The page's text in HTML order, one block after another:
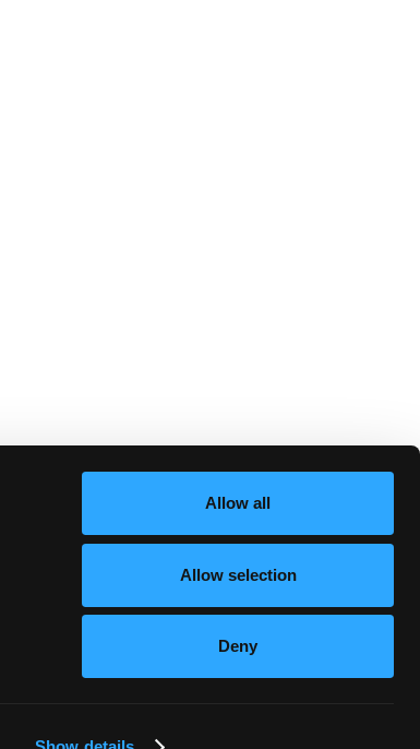
Allow all
Allow selection
Deny